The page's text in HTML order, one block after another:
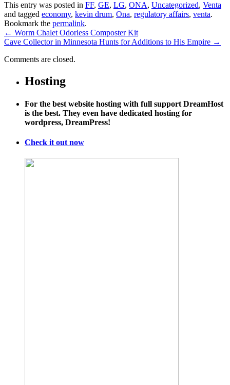
This entry was posted in FF, GE, LG, ONA, Uncategorized, Venta
and tagged economy, kevin drum, Ona, regulatory affairs, venta.
Bookmark the permalink.
← Worm Chalet Odorless Composter Kit
Cave Collector in Minnesota Hunts for Additions to His Empire →
Comments are closed.
Hosting
For the best website hosting with full support DreamHost
is the best. They even have dedicated hosting for
wordpress, DreamPress!
Check it out now